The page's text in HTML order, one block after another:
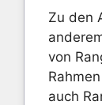
Zu den
von
auch